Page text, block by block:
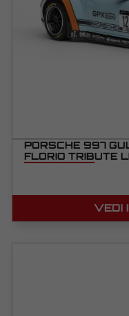
PORSCHE 997
FLORIO TRIBUTE
VEDI